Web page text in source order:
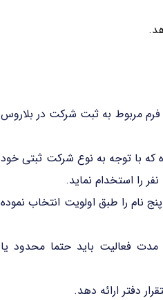
مربوط به ثبت شرکت در بلاروس
که با توجه به نوع شرکت ثبتی خود
را استخدام نماید.
نام را طبق اولویت انتخاب نموده
فعالیت باید حتما محدود یا
دفتر ارائه دهد.